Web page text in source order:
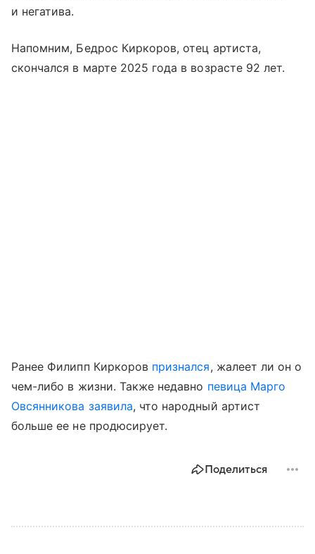
и негатива.
Напомним, Бедрос Киркоров, отец артиста,
скончался в марте 2025 года в возрасте 92 лет.
Ранее Филипп Киркоров признался, жалеет ли он о
чем-либо в жизни. Также недавно певица Марго
Овсянникова заявила, что народный артист
больше ее не продюсирует.
Поделиться